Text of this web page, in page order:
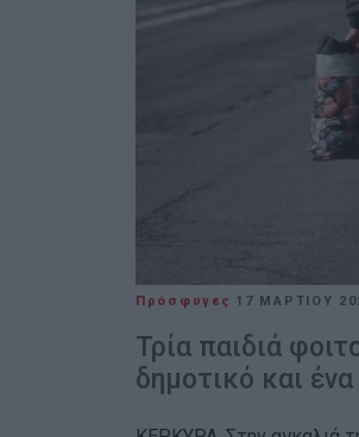
Πρόσφυγες 17 ΜΑΡΤΊΟΥ
Τρία παιδιά
δημοτικό και